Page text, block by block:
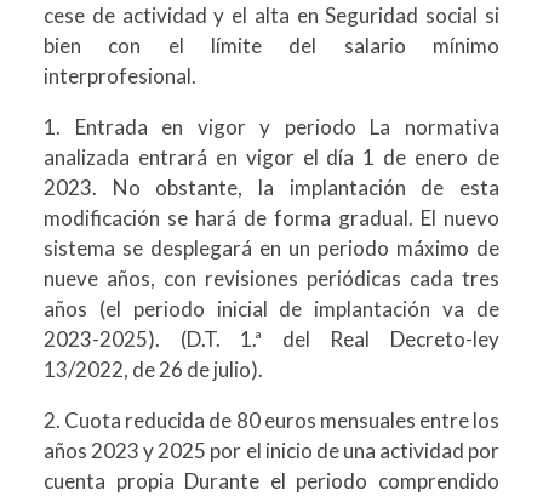
cese de actividad y el alta en Seguridad social si
bien con el límite del salario mínimo
interprofesional.
1. Entrada en vigor y periodo La normativa
analizada entrará en vigor el día 1 de enero de
2023. No obstante, la implantación de esta
modificación se hará de forma gradual. El nuevo
sistema se desplegará en un periodo máximo de
nueve años, con revisiones periódicas cada tres
años (el periodo inicial de implantación va de
2023-2025). (D.T. 1.ª del Real Decreto-ley
13/2022, de 26 de julio).
2. Cuota reducida de 80 euros mensuales entre los
años 2023 y 2025 por el inicio de una actividad por
cuenta propia Durante el periodo comprendido